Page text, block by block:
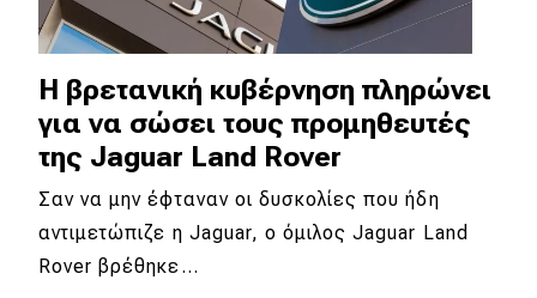
Η βρετανική κυβέρνηση πληρώνει
για να σώσει τους προμηθευτές
της Jaguar Land Rover
Σαν να μην έφταναν οι δυσκολίες που ήδη
αντιμετώπιζε η Jaguar, ο όμιλος Jaguar Land
Rover βρέθηκε…